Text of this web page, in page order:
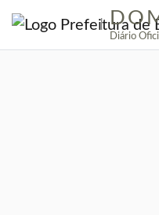
|
Diário